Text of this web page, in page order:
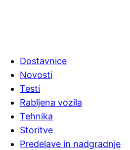
Dostavnice
Novosti
Testi
Rabljena vozila
Tehnika
Storitve
Predelave in nadgradnje